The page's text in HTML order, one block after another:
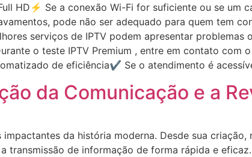
HD⚡ Se a conexão Wi-Fi for suficiente ou se um
pode não ser adequado para quem tem
serviços de IPTV podem apresentar problemas
o teste IPTV Premium , entre em contato
de eficiência✔ Se o atendimento é
da Comunicação e a
da história moderna. Desde sua
transmissão de informação de forma rápida e